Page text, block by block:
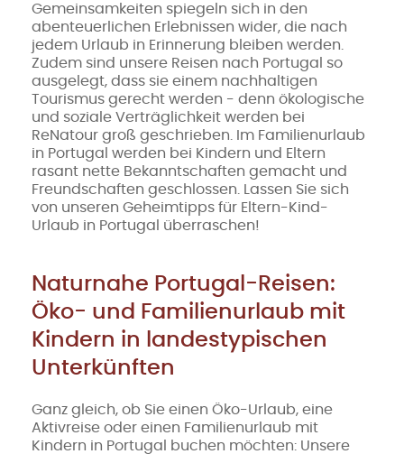
Gemeinsamkeiten spiegeln sich in den
abenteuerlichen Erlebnissen wider, die nach
jedem Urlaub in Erinnerung bleiben werden.
Zudem sind unsere Reisen nach Portugal so
ausgelegt, dass sie einem nachhaltigen
Tourismus gerecht werden - denn ökologische
und soziale Verträglichkeit werden bei
ReNatour groß geschrieben. Im Familienurlaub
in Portugal werden bei Kindern und Eltern
rasant nette Bekanntschaften gemacht und
Freundschaften geschlossen. Lassen Sie sich
von unseren Geheimtipps für Eltern-Kind-
Urlaub in Portugal überraschen!
Naturnahe Portugal-Reisen:
Öko- und Familienurlaub mit
Kindern in landestypischen
Unterkünften
Ganz gleich, ob Sie einen Öko-Urlaub, eine
Aktivreise oder einen Familienurlaub mit
Kindern in Portugal buchen möchten: Unsere